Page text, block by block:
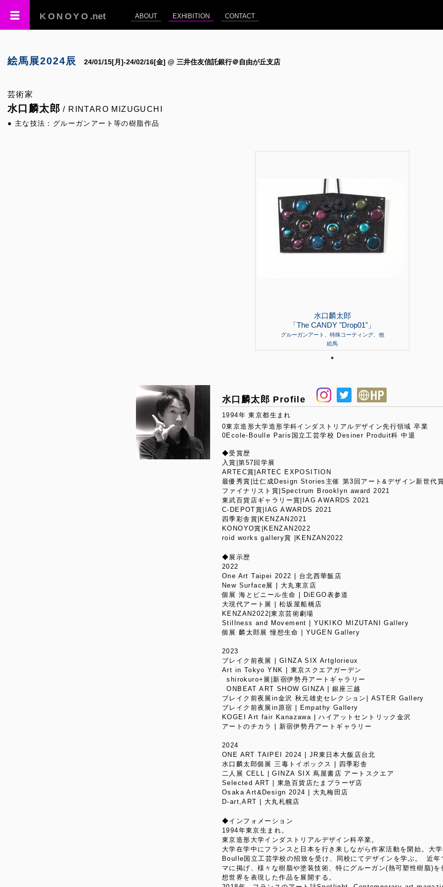
KONOYO .net ABOUT EXHIBITION CONTACT
絵馬展2024辰 24/01/15[月]-24/02/16[金] @ 三井住友信託銀行＠自由が丘支店
芸術家
水口麟太郎 / RINTARO MIZUGUCHI
● 主な技法：グルーガンアート等の樹脂作品
水口麟太郎
「The CANDY "Drop01"」
グルーガンアート、特殊コーティング、他
絵馬
水口麟太郎 Profile
1994年 東京都生まれ
0東京造形大学造形学科インダストリアルデザイン先行領域 卒業
0Ecole-Boulle Paris国立工芸学校 Desiner Produit科 中退
◆受賞歴
入賞|第57回学展
ARTEC賞|ARTEC EXPOSITION
最優秀賞|辻仁成Design Stories主催 第3回アート&デザイン新世代
ファイナリスト賞|Spectrum Brooklyn award 2021
東武百貨店ギャラリー賞|IAG AWARDS 2021
C-DEPOT賞|IAG AWARDS 2021
四季彩舎賞|KENZAN2021
KONOYO賞|KENZAN2022
roid works gallery賞 |KENZAN2022
◆展示歴
2022
One Art Taipei 2022 | 台北西華飯店
New Surface展 | 大丸東京店
個展 海とビニール生命 | DiEGO表参道
大現代アート展 | 松坂屋船橋店
KENZAN2022|東京芸術劇場
Stillness and Movement | YUKIKO MIZUTANI Gallery
個展 麟太郎展 憧想生命 | YUGEN Gallery
2023
ブレイク前夜展 | GINZA SIX Artglorieux
Art in Tokyo YNK | 東京スクエアガーデン
shirokuro+展|新宿伊勢丹アートギャラリー
ONBEAT ART SHOW GINZA | 銀座三越
ブレイク前夜展in金沢 秋元雄史セレクション| ASTER Gallery
ブレイク前夜展in原宿 | Empathy Gallery
KOGEI Art fair Kanazawa | ハイアットセントリック金沢
アートのチカラ | 新宿伊勢丹アートギャラリー
2024
ONE ART TAIPEI 2024 | JR東日本大飯店台北
水口麟太郎個展 三毒トイボックス | 四季彩舎
二人展 CELL | GINZA SIX 蔦屋書店 アートスクエア
Selected ART | 東急百貨店たまプラーザ店
Osaka Art&Design 2024 | 大丸梅田店
D-art,ART | 大丸札幌店
◆インフォメーション
1994年東京生まれ。
東京造形大学インダストリアルデザイン科卒業。
大学在学中にフランスと日本を行き来しながら作家活動を開始。大
Boulle国立工芸学校の招致を受け、同校にてデザインを学ぶ。 近
マに掲げ、様々な樹脂や塗装技術、特にグルーガン(熱可塑性樹脂)
想世界を表現した作品を展開する。